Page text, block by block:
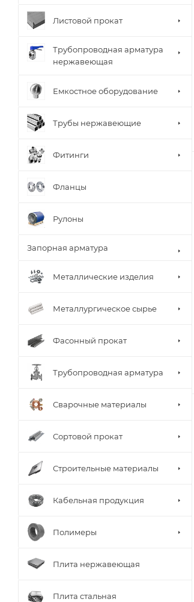
Листовой прокат
Трубопроводная арматура
нержавеющая
Емкостное оборудование
Трубы нержавеющие
Фитинги
Фланцы
Рулоны
Запорная арматура
Металлические изделия
Металлургическое сырье
Фасонный прокат
Трубопроводная арматура
Сварочные материалы
Сортовой прокат
Строительные материалы
Кабельная продукция
Полимеры
Плита нержавеющая
Плита стальная